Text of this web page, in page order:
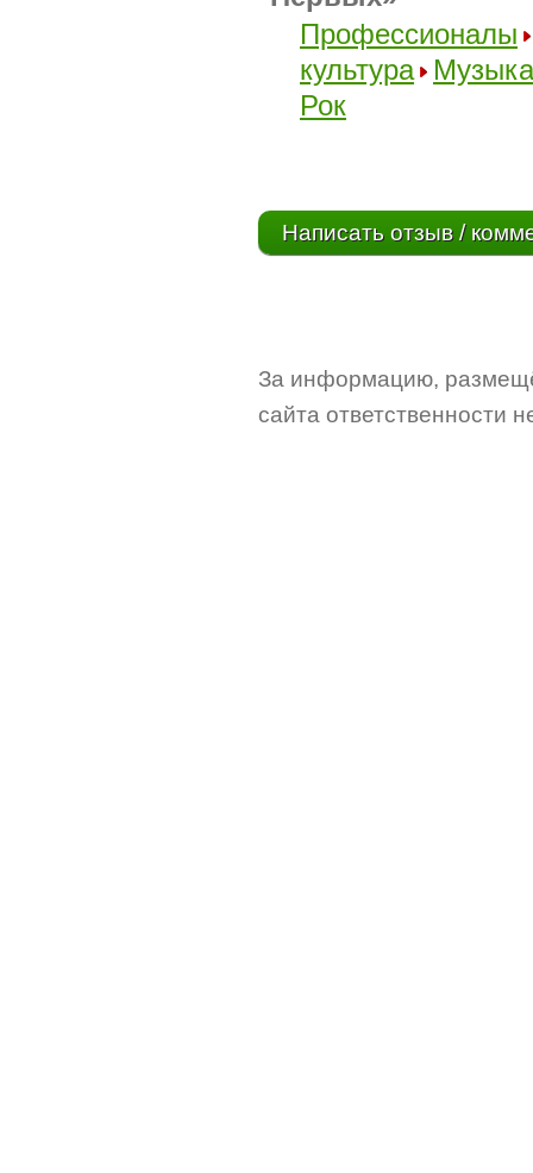
Профессионалы
культура
Музыка
Рок
Написать отзыв /
За информацию,
сайта ответственности